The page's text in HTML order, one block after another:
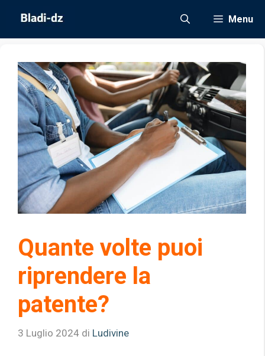
contenuto
Menu
Quante volte puoi
riprendere la
patente?
3 Luglio 2024 di Ludivine